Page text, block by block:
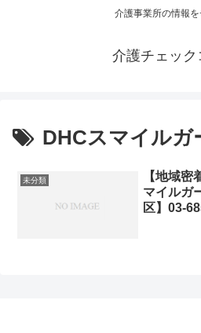
介護事業所の情報を
介護チェック
DHCスマイルガ
未分類
【地域
マイルガ
区】03-